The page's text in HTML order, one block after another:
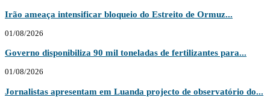
Irão ameaça intensificar bloqueio do Estreito de Ormuz...
01/08/2026
Governo disponibiliza 90 mil toneladas de fertilizantes para...
01/08/2026
Jornalistas apresentam em Luanda projecto de observatório do...